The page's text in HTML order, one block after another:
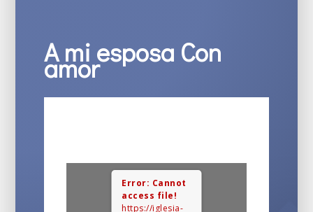
A mi esposa Con
amor
Error: Cannot
access file!
https://iglesia-